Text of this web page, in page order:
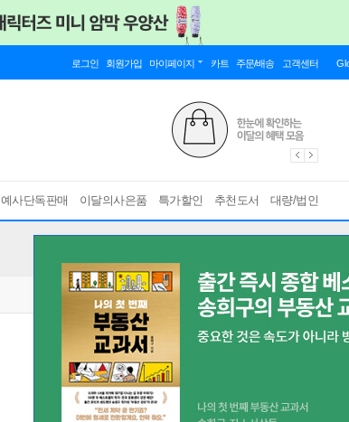
로그인 회원가입 마이페이지 카트 주문/배송 고객센터
예사단독판매 이달의사은품 특가할인 추천도서 대량/법인